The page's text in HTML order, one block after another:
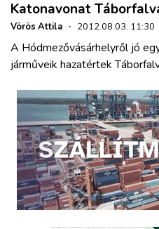
Katonavonat
Vörös Attila · 2012.08.03. 11:30
A Hódmezővásárhelyről jó
járműveik hazatértek